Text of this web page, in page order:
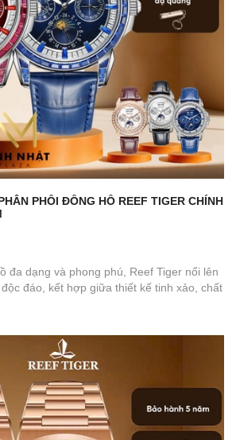
PHỐI ĐỒNG HỒ REEF TIGER CHÍNH
đa dạng và phong phú, Reef Tiger nổi lên
đáo, kết hợp giữa thiết kế tinh xảo, chất